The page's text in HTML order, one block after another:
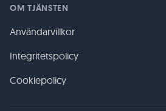
OM TJÄNSTEN
Användarvillkor
Integritetspolicy
Cookiepolicy